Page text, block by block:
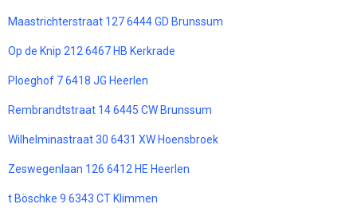
Maastrichterstraat 127 6444 GD Brunssum
Op de Knip 212 6467 HB Kerkrade
Ploeghof 7 6418 JG Heerlen
Rembrandtstraat 14 6445 CW Brunssum
Wilhelminastraat 30 6431 XW Hoensbroek
Zeswegenlaan 126 6412 HE Heerlen
t Böschke 9 6343 CT Klimmen